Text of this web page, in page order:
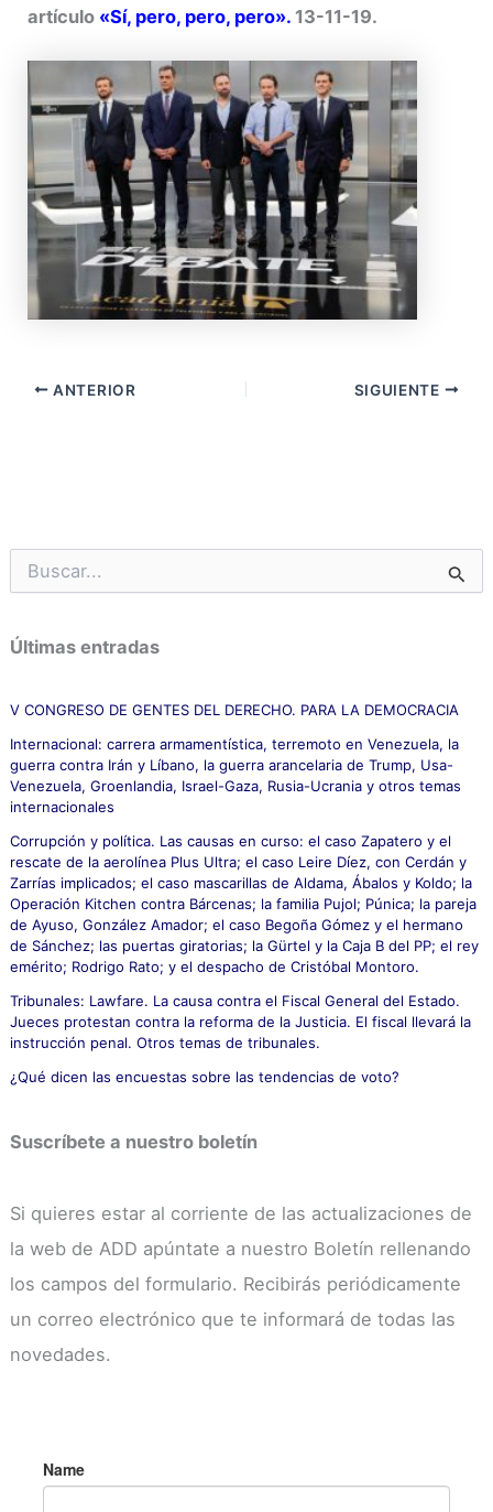
artículo «Sí, pero, pero, pero». 13-11-19.
ANTERIOR SIGUIENTE
u
c
a
p
r
:
Últimas entradas
V CONGRESO DE GENTES DEL DERECHO. PARA LA DEMOCRACIA
Internacional: carrera armamentística, terremoto en Venezuela, la
guerra contra Irán y Líbano, la guerra arancelaria de Trump, Usa-
Venezuela, Groenlandia, Israel-Gaza, Rusia-Ucrania y otros temas
internacionales
Corrupción y política. Las causas en curso: el caso Zapatero y el
rescate de la aerolínea Plus Ultra; el caso Leire Díez, con Cerdán y
Zarrías implicados; el caso mascarillas de Aldama, Ábalos y Koldo; la
Operación Kitchen contra Bárcenas; la familia Pujol; Púnica; la pareja
de Ayuso, González Amador; el caso Begoña Gómez y el hermano
de Sánchez; las puertas giratorias; la Gürtel y la Caja B del PP; el rey
emérito; Rodrigo Rato; y el despacho de Cristóbal Montoro.
Tribunales: Lawfare. La causa contra el Fiscal General del Estado.
Jueces protestan contra la reforma de la Justicia. El fiscal llevará la
instrucción penal. Otros temas de tribunales.
¿Qué dicen las encuestas sobre las tendencias de voto?
Suscríbete a nuestro boletín
Si quieres estar al corriente de las actualizaciones de
la web de ADD apúntate a nuestro Boletín rellenando
los campos del formulario. Recibirás periódicamente
un correo electrónico que te informará de todas las
novedades.